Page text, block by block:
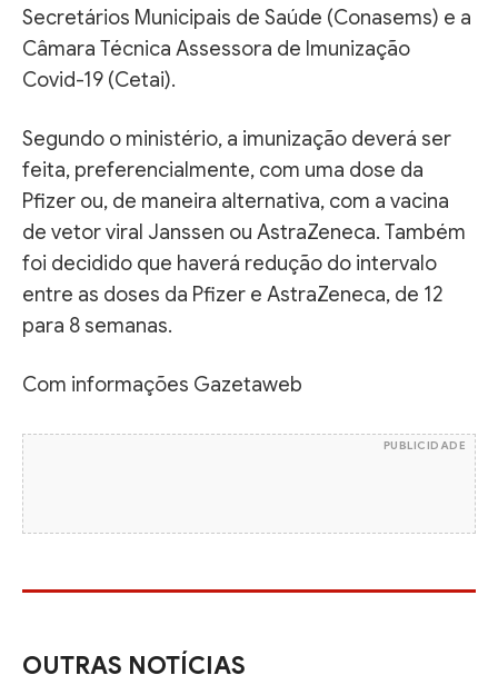
Secretários Municipais de Saúde (Conasems) e a
Câmara Técnica Assessora de Imunização
Covid-19 (Cetai).
Segundo o ministério, a imunização deverá ser
feita, preferencialmente, com uma dose da
Pfizer ou, de maneira alternativa, com a vacina
de vetor viral Janssen ou AstraZeneca. Também
foi decidido que haverá redução do intervalo
entre as doses da Pfizer e AstraZeneca, de 12
para 8 semanas.
Com informações Gazetaweb
PUBLICIDADE
OUTRAS NOTÍCIAS